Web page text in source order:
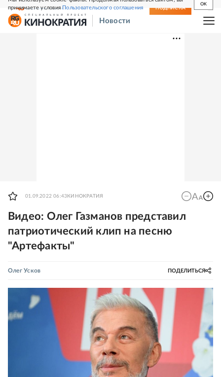
принимаете условияПользовательского соглашения
OK
СВЕЖИЙ НОМЕР ПОДПИСКА
Новости
01.09.2022 06:43 КИНОКРАТИЯ
Видео: Олег Газманов представил
патриотический клип на песню
"Артефакты"
Олег Усков ПОДЕЛИТЬСЯ